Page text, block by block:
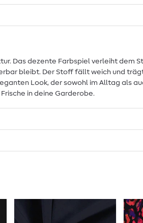
Das dezente Farbspiel verleiht dem
bleibt. Der Stoff fällt weich und
Look, der sowohl im Alltag als
in deine Garderobe.